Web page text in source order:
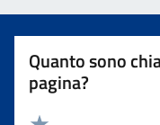
Quanto sono
pagina?